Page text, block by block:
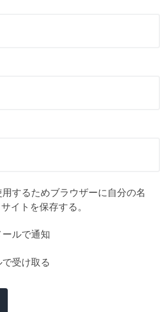
するためブラウザーに自分の名
イトを保存する。
ルで通知
受け取る